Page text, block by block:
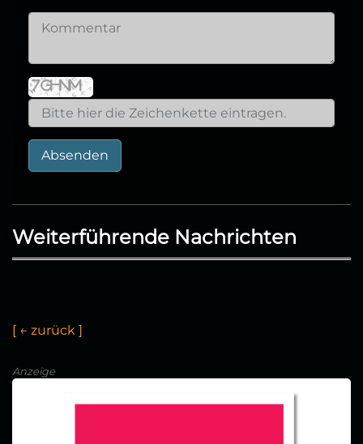
Absenden
Weiterführende Nachrichten
[ ← zurück ]
Anzeige